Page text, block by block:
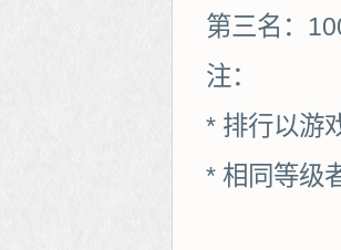
第三名：
注：
* 排行以游
* 相同等级